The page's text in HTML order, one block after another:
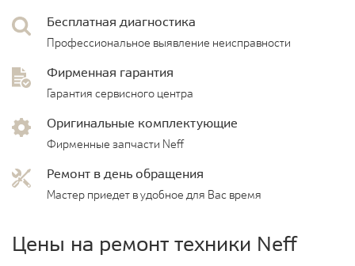
Бесплатная диагностика
Профессиональное выявление неисправности
Фирменная гарантия
Гарантия сервисного центра
Оригинальные комплектующие
Фирменные запчасти Neff
Ремонт в день обращения
Мастер приедет в удобное для Вас время
Цены на ремонт техники Neff